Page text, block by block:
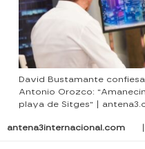
David Bustamante
Antonio Orozco:
playa de Sitges" |
antena3internacional.com